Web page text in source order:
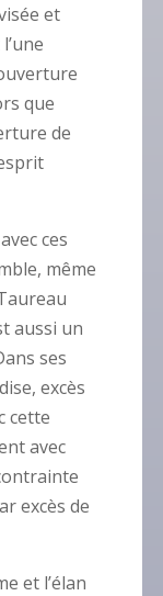
et
que
de
ces
même
aussi un
ses
excès
cette
avec
excès de
et l’élan